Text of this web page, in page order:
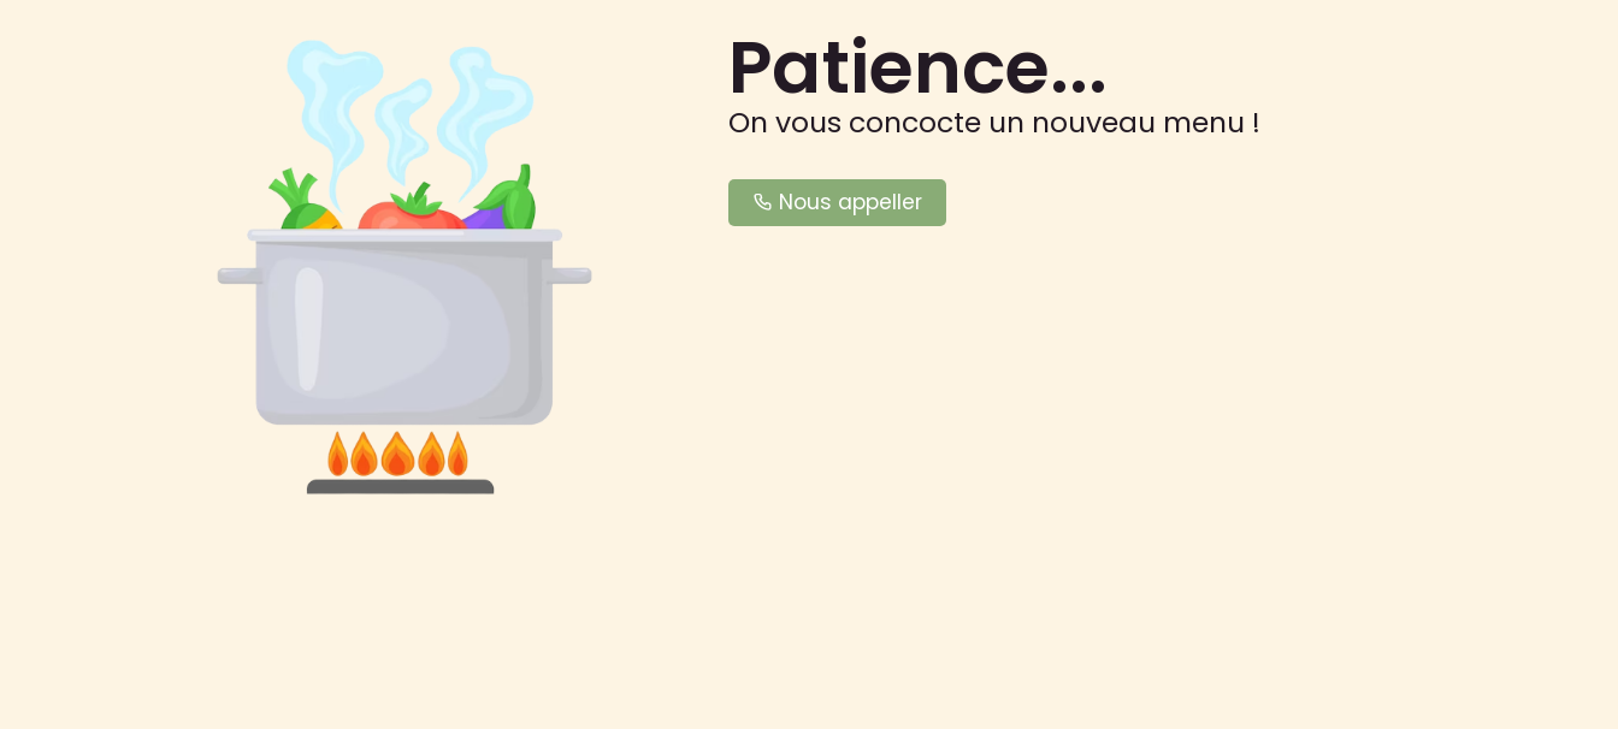
Patience...
On vous concocte un nouveau menu !
Nous appeller